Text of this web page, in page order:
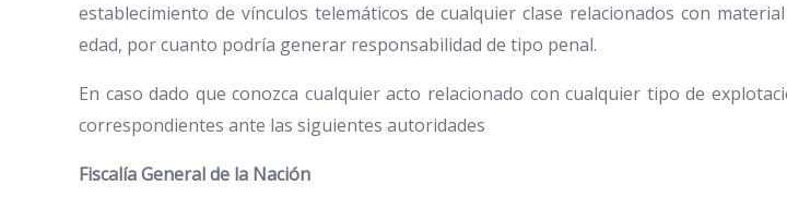
establecimiento de vínculos telemáticos de cualquier clase relacionados con
edad, por cuanto podría generar responsabilidad de tipo penal.
En caso dado que conozca cualquier acto relacionado con cualquier tipo de
correspondientes ante las siguientes autoridades
Fiscalía General de la Nación